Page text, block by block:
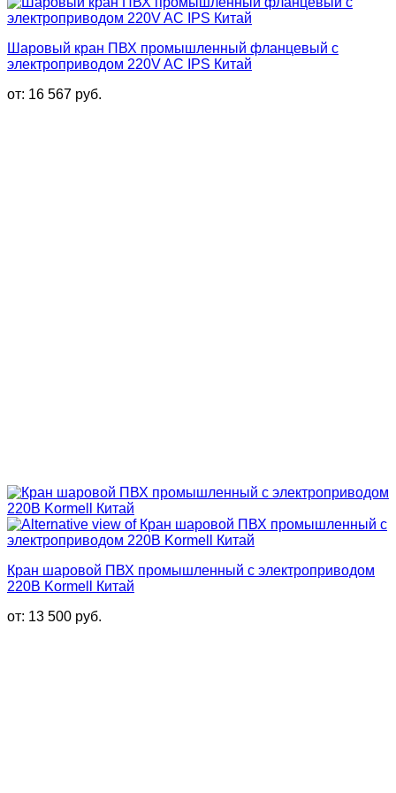
Шаровый кран ПВХ промышленный фланцевый с
электроприводом 220V AC IPS Китай
от: 16 567 руб.
Кран шаровой ПВХ промышленный с электроприводом
220В Kormell Китай
от: 13 500 руб.